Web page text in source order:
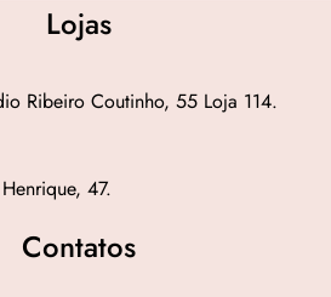
Lojas
Ribeiro Coutinho, 55 Loja 114.
47.
Contatos